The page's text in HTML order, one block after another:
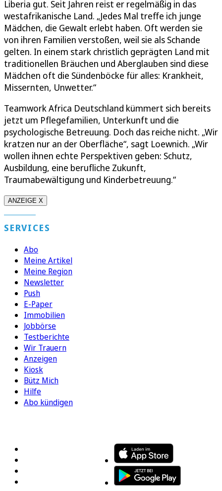
Liberia gut. Seit Jahren reist er regelmäßig in das
westafrikanische Land. „Jedes Mal treffe ich junge
Mädchen, die Gewalt erlebt haben. Oft werden sie
von ihren Familien verstoßen, weil sie als Schande
gelten. In einem stark christlich geprägten Land mit
traditionellen Bräuchen und Aberglauben sind diese
Mädchen oft die Sündenböcke für alles: Krankheit,
Missernten, Unwetter.“
Teamwork Africa Deutschland kümmert sich bereits
jetzt um Pflegefamilien, Unterkunft und die
psychologische Betreuung. Doch das reiche nicht. „Wir
kratzen nur an der Oberfläche“, sagt Loewnich. „Wir
wollen ihnen echte Perspektiven geben: Schutz,
Ausbildung, eine berufliche Zukunft,
Traumabewältigung und Kinderbetreuung.“
ANZEIGE X
SERVICES
Abo
Meine Artikel
Meine Region
Newsletter
Push
E-Paper
Immobilien
Jobbörse
Testberichte
Wir Trauern
Anzeigen
Kiosk
Bütz Mich
Hilfe
Abo kündigen